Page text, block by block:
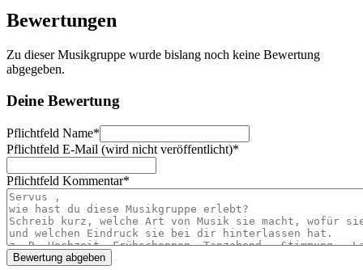
Bewertungen
Zu dieser Musikgruppe wurde bislang noch keine Bewertung
abgegeben.
Deine Bewertung
Pflichtfeld Name*
Pflichtfeld E-Mail (wird nicht veröffentlicht)*
Pflichtfeld Kommentar*